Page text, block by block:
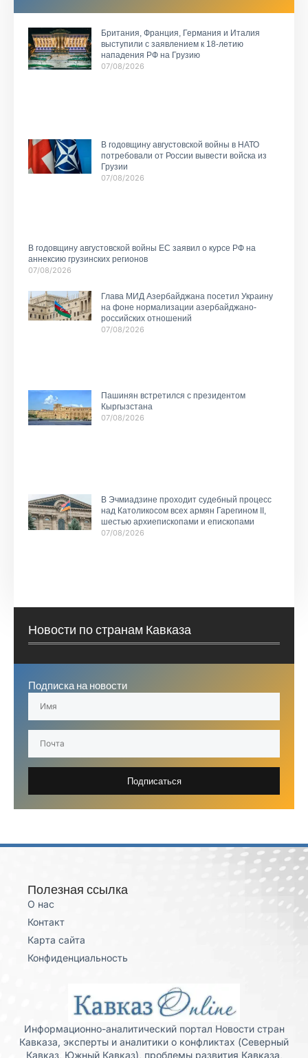
Британия, Франция, Германия и Италия
выступили с заявлением к 18-летию
нападения РФ на Грузию
07/08/2026
В годовщину августовской войны в НАТО
потребовали от России вывести войска из
Грузии
07/08/2026
В годовщину августовской войны ЕС заявил о курсе РФ на
аннексию грузинских регионов
07/08/2026
Глава МИД Азербайджана посетил Украину
на фоне нормализации азербайджано-
российских отношений
07/08/2026
Пашинян встретился с президентом
Кыргызстана
07/08/2026
В Эчмиадзине проходит судебный процесс
над Католикосом всех армян Гарегином II,
шестью архиепископами и епископами
07/08/2026
Новости по странам Кавказа
Подписка на новости
Подписаться
Полезная ссылка
О нас
Контакт
Карта сайта
Конфиденциальность
Информационно-аналитический портал Новости стран
Кавказа, эксперты и аналитики о конфликтах (Северный
Кавказ, Южный Кавказ), проблемы развития Кавказа,